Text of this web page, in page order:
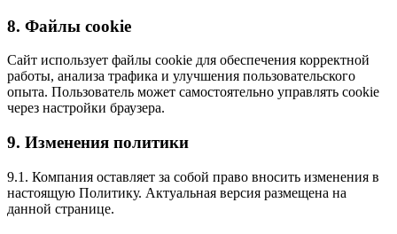
8. Файлы cookie
Сайт использует файлы cookie для обеспечения корректной
работы, анализа трафика и улучшения пользовательского
опыта. Пользователь может самостоятельно управлять cookie
через настройки браузера.
9. Изменения политики
9.1. Компания оставляет за собой право вносить изменения в
настоящую Политику. Актуальная версия размещена на
данной странице.